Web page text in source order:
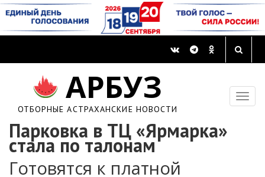
АРБУЗ
ОТБОРНЫЕ АСТРАХАНСКИЕ НОВОСТИ
Парковка в ТЦ «Ярмарка»
стала по талонам
Готовятся к платной